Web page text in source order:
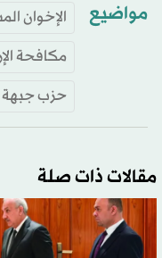
مواضيع الإخوان
مكافحة
حزب جبهة
مقالات ذات صلة